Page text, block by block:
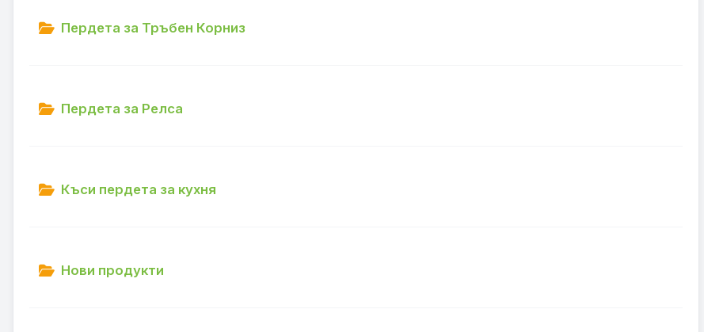
Пердета за Тръбен Корниз
Пердета за Релса
Къси пердета за кухня
Нови продукти